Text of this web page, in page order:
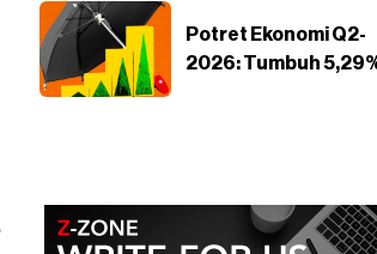
Potret Ekonomi Q2-
2026: Tumbuh